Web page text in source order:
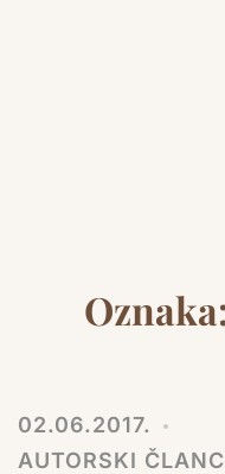
02.06.2017.
AUTORSKI